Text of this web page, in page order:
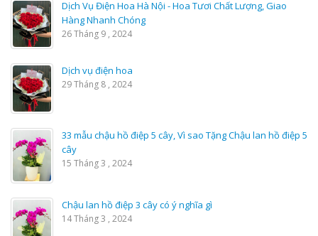
Dịch Vụ Điện Hoa Hà Nội - Hoa Tươi Chất Lượng, Giao
Hàng Nhanh Chóng
26 Tháng 9 , 2024
Dịch vụ điện hoa
29 Tháng 8 , 2024
33 mẫu chậu hồ điệp 5 cây, Vì sao Tặng Chậu lan hồ điệp 5
cây
15 Tháng 3 , 2024
Chậu lan hồ điệp 3 cây có ý nghĩa gì
14 Tháng 3 , 2024